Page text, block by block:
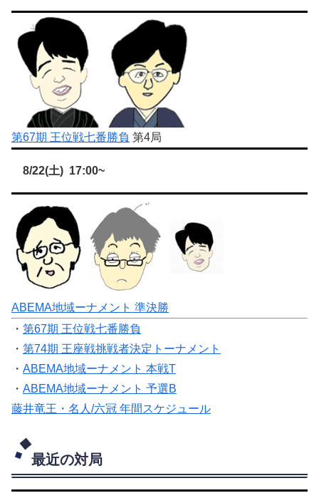
第67期 王位戦七番勝負 第4局
8/22(土) 17:00~
ABEMA地域ーナメント 準決勝
・ 第67期 王位戦七番勝負
・ 第74期 王座戦挑戦者決定トーナメント
・ ABEMA地域ーナメント 本戦T
・ ABEMA地域ーナメント 予選B
藤井竜王・名人/六冠 年間スケジュール
最近の対局